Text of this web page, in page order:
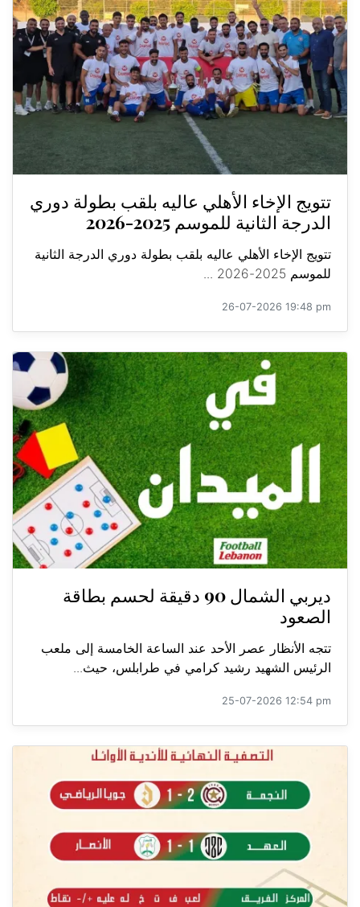
تتويج الإخاء الأهلي عاليه بلقب بطولة دوري
الدرجة الثانية للموسم 2025-2026
تتويج الإخاء الأهلي عاليه بلقب بطولة دوري الدرجة الثانية
للموسم 2025-2026 ...
26-07-2026 19:48 pm
ديربي الشمال 90 دقيقة لحسم بطاقة
الصعود
تتجه الأنظار عصر الأحد عند الساعة الخامسة إلى ملعب
الرئيس الشهيد رشيد كرامي في طرابلس، حيث...
25-07-2026 12:54 pm